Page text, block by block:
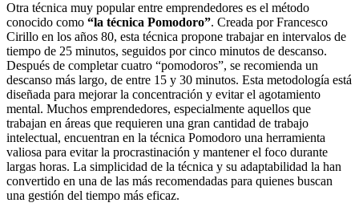
Otra técnica muy popular entre emprendedores es el método
conocido como “la técnica Pomodoro”. Creada por Francesco
Cirillo en los años 80, esta técnica propone trabajar en intervalos de
tiempo de 25 minutos, seguidos por cinco minutos de descanso.
Después de completar cuatro “pomodoros”, se recomienda un
descanso más largo, de entre 15 y 30 minutos. Esta metodología está
diseñada para mejorar la concentración y evitar el agotamiento
mental. Muchos emprendedores, especialmente aquellos que
trabajan en áreas que requieren una gran cantidad de trabajo
intelectual, encuentran en la técnica Pomodoro una herramienta
valiosa para evitar la procrastinación y mantener el foco durante
largas horas. La simplicidad de la técnica y su adaptabilidad la han
convertido en una de las más recomendadas para quienes buscan
una gestión del tiempo más eficaz.